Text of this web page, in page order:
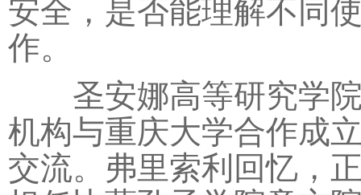
安全，是否能理解不同
作。
圣安娜高等研究学院
机构与重庆大学合作成
交流。弗里索利回忆，